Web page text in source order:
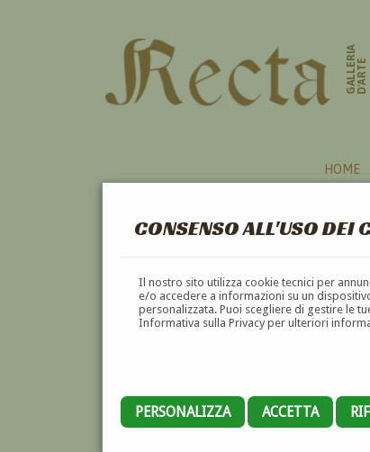
CONSENSO ALL'USO DEI
Il nostro sito utilizza cookie tecnici per
e/o accedere a informazioni su un
personalizzata. Puoi scegliere di gestire le
Informativa sulla Privacy per ulteriori
PERSONALIZZA ACCETTA
GALLERIAD'ARTE
HOME
HAI CERCATO
VUOIVENDERE UN'OPERA DIPER
VUOICOMPRAREUN'OPERA DIPER